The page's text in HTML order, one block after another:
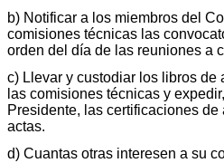
b) Notificar a los miembros del
comisiones técnicas las
orden del día de las reuniones a
c) Llevar y custodiar los libros de
las comisiones técnicas y
Presidente, las certificaciones
actas.
d) Cuantas otras interesen a su